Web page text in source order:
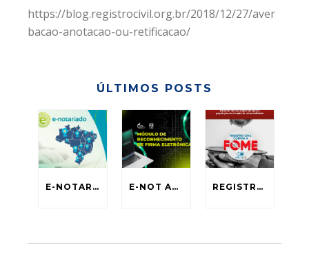
https://blog.registrocivil.org.br/2018/12/27/aver
bacao-anotacao-ou-retificacao/
ÚLTIMOS POSTS
E-NOTARIADO E-NOT ASSINA REGISTRO CIVIL CONTRA FOME